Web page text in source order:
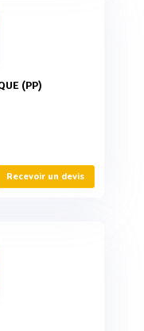
(PP)
Recevoir un devis